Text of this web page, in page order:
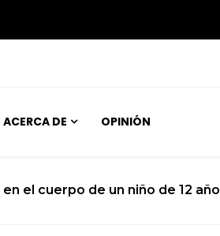
ACERCA DE OPINIÓN
estatal condena al turismo